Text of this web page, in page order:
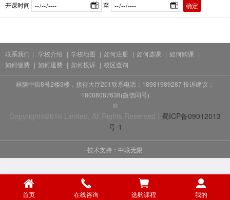
首页 在线咨询 选购课程 我的
开课时间 至 确定
联系我们 | 学校介绍 | 学校地图 | 如何注册 | 如何选课 | 如何购课 |
如何缴费 | 如何退费 | 如何投诉 | 校区查询
林荫中街8号2楼3楼，接待大厅201联系电话：18981989287 投诉建议：
18008087638(微信同号)
©
Copyright©2016 Limited, All Rights Reserved | 蜀ICP备09012013
号-1
技术支持： 中联无限